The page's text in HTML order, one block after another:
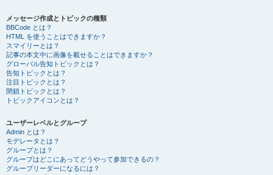
メッセージ作成とトピックの種類
BBCode とは？
HTML を使うことはできますか？
スマイリーとは？
記事の本文中に画像を載せることはできますか？
グローバル告知トピックとは？
告知トピックとは？
注目トピックとは？
閉鎖トピックとは？
トピックアイコンとは？
ユーザーレベルとグループ
Admin とは？
モデレータとは？
グループとは？
グループはどこにあってどうやって参加できるの？
グループリーダーになるには？